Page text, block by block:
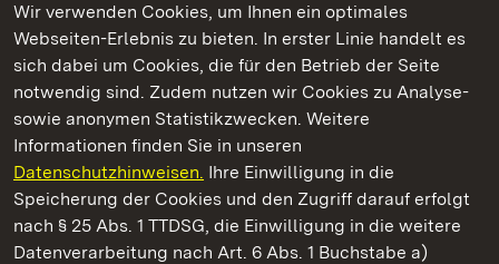
Wir verwenden Cookies, um Ihnen ein optimales
Webseiten-Erlebnis zu bieten. In erster Linie handelt es
sich dabei um Cookies, die für den Betrieb der Seite
notwendig sind. Zudem nutzen wir Cookies zu Analyse-
sowie anonymen Statistikzwecken. Weitere
Informationen finden Sie in unseren
Datenschutzhinweisen. Ihre Einwilligung in die
Speicherung der Cookies und den Zugriff darauf erfolgt
nach § 25 Abs. 1 TTDSG, die Einwilligung in die weitere
Datenverarbeitung nach Art. 6 Abs. 1 Buchstabe a)
Kommen. Staunen. Genießen.
Staatliche Schlösser und Gärten Baden‑Württemberg
Staatliche Schlösser und Gärten Baden-Württemberg